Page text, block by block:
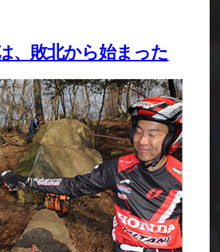
、敗北から始まった